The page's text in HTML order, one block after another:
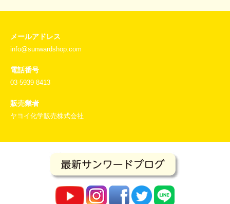
メールアドレス
info@sunwardshop.com
電話番号
03-5939-8413
販売業者
ヤヨイ化学販売株式会社